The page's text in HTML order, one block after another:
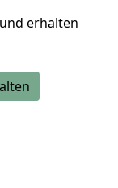
und erhalten